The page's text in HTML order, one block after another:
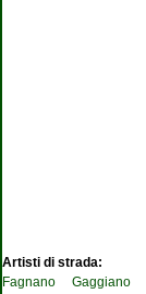
Artisti di strada:
Fagnano
Gaggiano